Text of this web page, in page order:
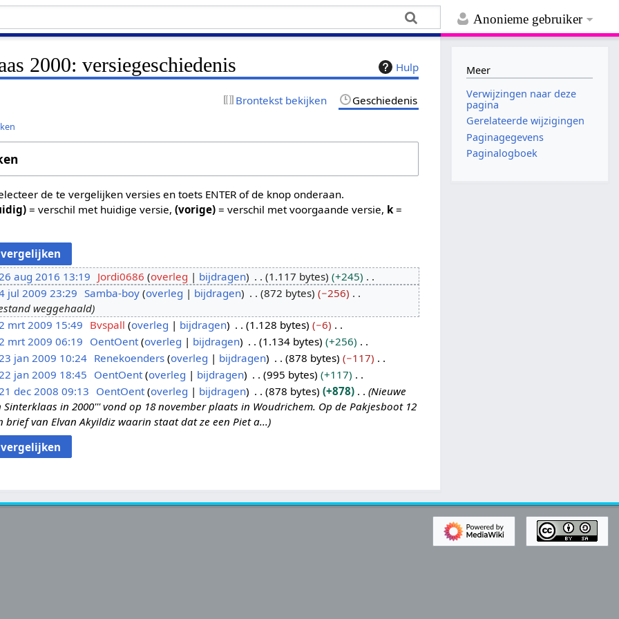
Anonieme gebruiker
Hulp
2000: versiegeschiedenis
Brontekst bekijken Geschiedenis
de te vergelijken versies en toets ENTER of de knop onderaan.
= verschil met huidige versie,(vorige) = verschil met voorgaande versie, k =
aug 2016 13:19 Jordi0686 overleg bijdragen 1.117 bytes
+245
jul 2009 23:29 Samba-boy overleg bijdragen 872 bytes
−256
weggehaald
mrt 2009 15:49 Bvspall overleg bijdragen 1.128 bytes
−6
mrt 2009 06:19 OentOent overleg bijdragen 1.134 bytes
+256
jan 2009 10:24 Renekoenders overleg bijdragen 878 bytes
−117
jan 2009 18:45 OentOent overleg bijdragen 995 bytes
+117
dec 2008 09:13 OentOent overleg bijdragen 878 bytes +878
Nieuwe
in 2000''' vond op 18 november plaats in Woudrichem. Op de Pakjesboot 12
brief van Elvan Akyildiz waarin staat dat ze een Piet a...
Meer
Verwijzingen naar deze
pagina
Gerelateerde wijzigingen
Paginagegevens
Paginalogboek